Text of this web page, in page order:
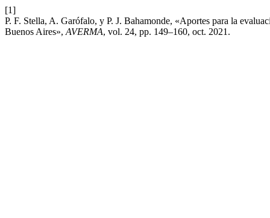
[1]
P. F. Stella, A. Garófalo, y P. J. Bahamonde, «Aportes para la
Buenos Aires», AVERMA, vol. 24, pp. 149–160, oct. 2021.